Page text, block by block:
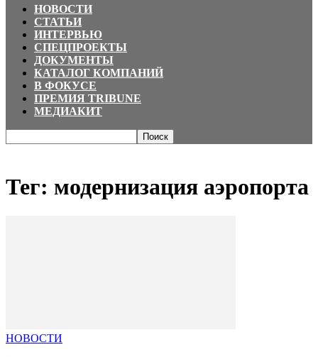
НОВОСТИ
СТАТЬИ
ИНТЕРВЬЮ
СПЕЦПРОЕКТЫ
ДОКУМЕНТЫ
КАТАЛОГ КОМПАНИЙ
В ФОКУСЕ
ПРЕМИЯ TRIBUNE
МЕДИАКИТ
Тег: модернизация аэропорта
НОВОСТИ